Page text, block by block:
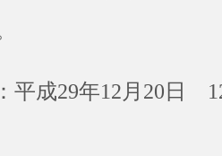
平成29年12月20日